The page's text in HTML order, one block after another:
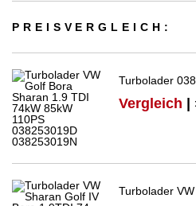
PREIS­VER­GLEICH:
Turbolader
Vergleich |
Turbolader